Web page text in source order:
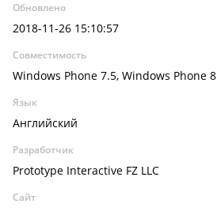
Обновлено
2018-11-26 15:10:57
Совместимость
Windows Phone 7.5, Windows Phone 8
Язык
Английский
Разработчик
Prototype Interactive FZ LLC
Сайт